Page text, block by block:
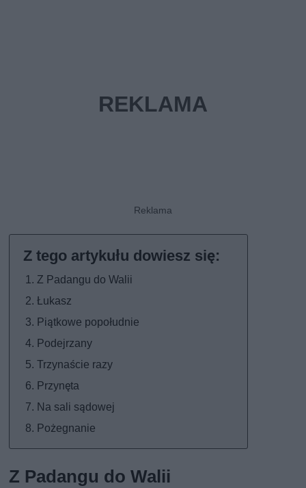
Z Padangu do Walii
Łukasz
Piątkowe popołudnie
Podejrzany
Trzynaście razy
Przynęta
Na sali sądowej
Pożegnanie
Z Padangu do Walii